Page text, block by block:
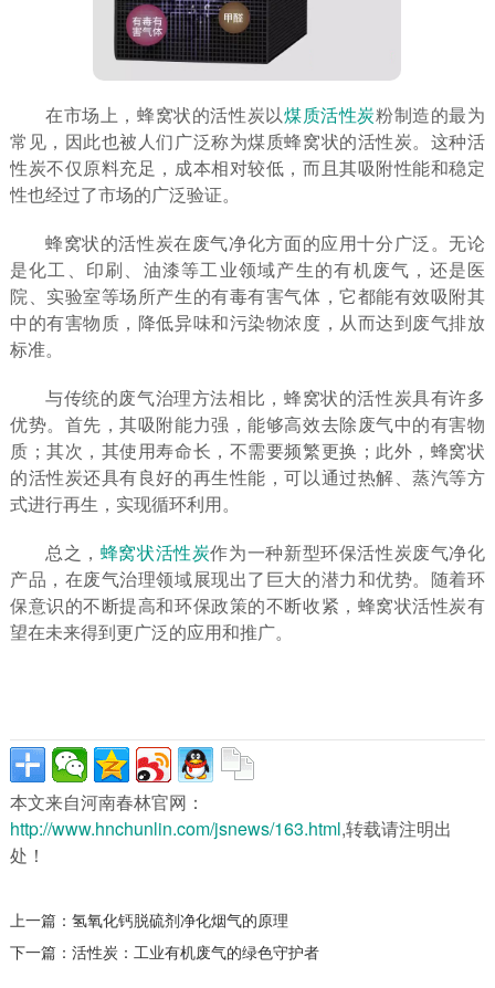
在市场上，蜂窝状的活性炭以煤质活性炭粉制造的最为
常见，因此也被人们广泛称为煤质蜂窝状的活性炭。这种活
性炭不仅原料充足，成本相对较低，而且其吸附性能和稳定
性也经过了市场的广泛验证。
蜂窝状的活性炭在废气净化方面的应用十分广泛。无论
是化工、印刷、油漆等工业领域产生的有机废气，还是医
院、实验室等场所产生的有毒有害气体，它都能有效吸附其
中的有害物质，降低异味和污染物浓度，从而达到废气排放
标准。
与传统的废气治理方法相比，蜂窝状的活性炭具有许多
优势。首先，其吸附能力强，能够高效去除废气中的有害物
质；其次，其使用寿命长，不需要频繁更换；此外，蜂窝状
的活性炭还具有良好的再生性能，可以通过热解、蒸汽等方
式进行再生，实现循环利用。
总之， 蜂窝状活性炭作为一种新型环保活性炭废气净化
产品，在废气治理领域展现出了巨大的潜力和优势。随着环
保意识的不断提高和环保政策的不断收紧，蜂窝状活性炭有
望在未来得到更广泛的应用和推广。
本文来自河南春林官网：
http://www.hnchunlin.com/jsnews/163.html,转载请注明出
处！
上一篇： 氢氧化钙脱硫剂净化烟气的原理
下一篇： 活性炭：工业有机废气的绿色守护者